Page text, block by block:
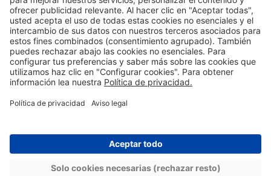
Mejores Almohadas 2026
Blog
Colchón CIC Super Premium
Colchón Flex Majesty
Colchón Cannon Home Wool
Colchón Rosen Autonomy Sky
Sleep GmbH. Emma Sleep GmbH es la empresa matriz de Emma Sleep SpA., que
Nota Legal